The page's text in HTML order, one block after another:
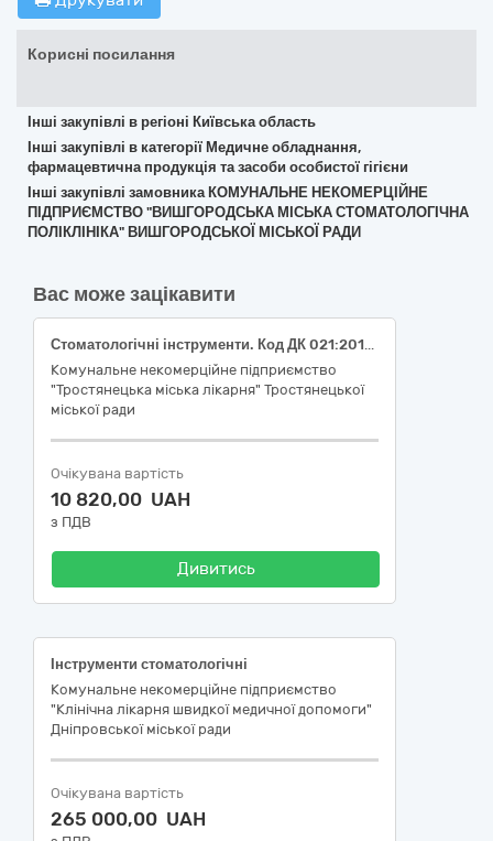
Корисні посилання
Інші закупівлі в регіоні Київська область
Інші закупівлі в категорії Медичне обладнання,
фармацевтична продукція та засоби особистої гігієни
Інші закупівлі замовника КОМУНАЛЬНЕ НЕКОМЕРЦІЙНЕ
ПІДПРИЄМСТВО "ВИШГОРОДСЬКА МІСЬКА СТОМАТОЛОГІЧНА
ПОЛІКЛІНІКА" ВИШГОРОДСЬКОЇ МІСЬКОЇ РАДИ
Вас може зацікавити
Стоматологічні інструменти. Код ДК 021:2015: 33130000-0 Стоматологічні та вузькоспеціалізовані інструменти та прилади
Комунальне некомерційне підприємство
"Тростянецька міська лікарня" Тростянецької
міської ради
Очікувана вартість
10 820,00 UAH
з ПДВ
Дивитись
Інструменти стоматологічні
Комунальне некомерційне підприємство
"Клінічна лікарня швидкої медичної допомоги"
Дніпровської міської ради
Очікувана вартість
265 000,00 UAH